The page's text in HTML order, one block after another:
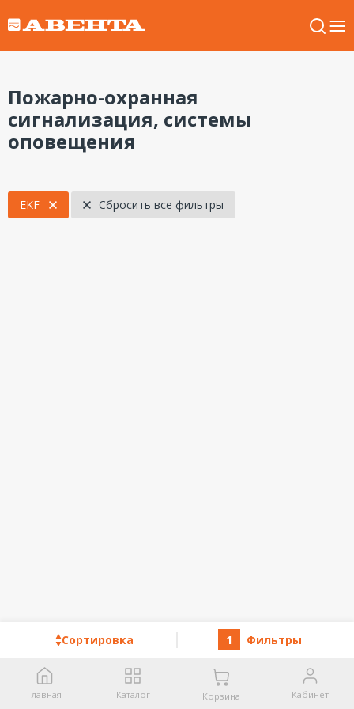
Пожарно-охранная
сигнализация, системы
оповещения
Сортировка 1 Фильтры
EKF Сбросить все фильтры
Главная Каталог Корзина Кабинет